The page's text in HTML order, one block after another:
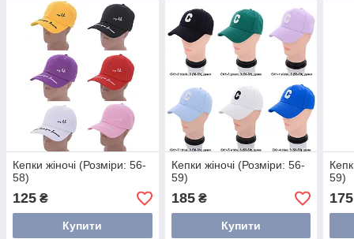
Кепки жіночі (Розміри: 56-
58)
125 ₴
Купити
Кепки жіночі (Розміри: 56-
59)
185₴
Купити
59)
175